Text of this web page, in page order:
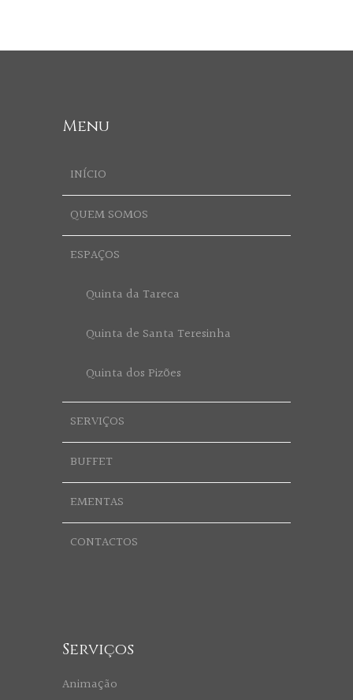
Menu
INÍCIO
QUEM SOMOS
ESPAÇOS
Quinta da Tareca
Quinta de Santa Teresinha
Quinta dos Pizões
SERVIÇOS
BUFFET
EMENTAS
CONTACTOS
Serviços
Animação